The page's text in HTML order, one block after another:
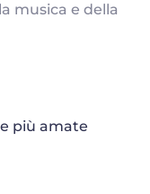
musica e della
più amate